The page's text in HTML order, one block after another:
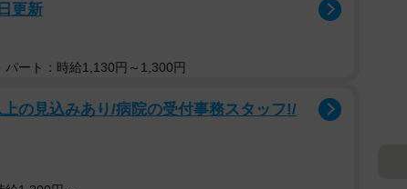
更新
パート：時給1,130円～1,300円
の見込みあり/病院の受付事務スタッフ!/